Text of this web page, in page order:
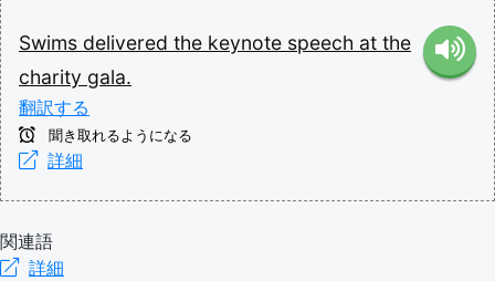
Swims delivered the keynote speech at the
charity gala.
翻訳する
聞き取れるようになる
詳細
関連語
詳細